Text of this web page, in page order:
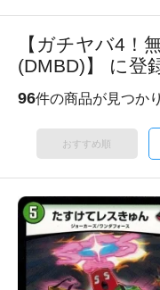
【ガチヤバ4！
(DMBD)】 に登
96件の商品が見つか
おすすめ順